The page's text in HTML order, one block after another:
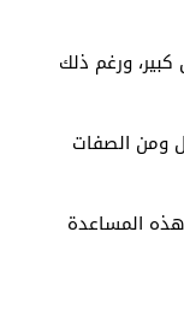
ورغم ذلك
ومن الصفات
المساعدة